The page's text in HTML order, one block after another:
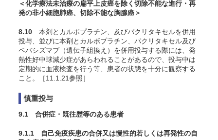
＜化学療法未治療の扁平上皮癌を除く切除不能な進行・再
発の非小細胞肺癌、切除不能な胸腺癌＞
8.10 本剤とカルボプラチン、及びパクリタキセルを併用
投与、並びに本剤とカルボプラチン、パクリタキセル及び
ベバシズマブ（遺伝子組換え）を併用投与する際には、発
熱性好中球減少症があらわれることがあるので、投与中は
定期的に血液検査を行う等、患者の状態を十分に観察する
こと。［11.1.21参照］
慎重投与
9.1 合併症・既往歴等のある患者
9.1.1 自己免疫疾患の合併又は慢性的若しくは再発性の自